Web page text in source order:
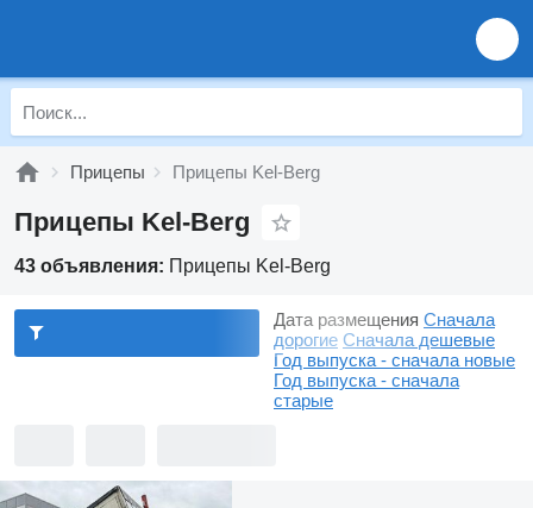
Прицепы Прицепы Kel-Berg
Прицепы Kel-Berg
43 объявления: Прицепы Kel-Berg
Дата размещения Сначала
дорогие Сначала дешевые
Год выпуска - сначала новые
Год выпуска - сначала
старые